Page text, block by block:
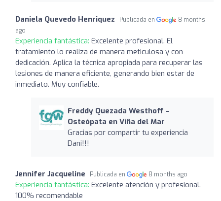
Daniela Quevedo Henriquez Publicada en
8 months
ago
Experiencia fantástica: Excelente profesional. El
tratamiento lo realiza de manera meticulosa y con
dedicación. Aplica la técnica apropiada para recuperar las
lesiones de manera eficiente, generando bien estar de
inmediato. Muy confiable.
Freddy Quezada Westhoff –
Osteópata en Viña del Mar
Gracias por compartir tu experiencia
Dani!!!
Jennifer Jacqueline Publicada en 8 months ago
Experiencia fantástica: Excelente atención y profesional.
100% recomendable